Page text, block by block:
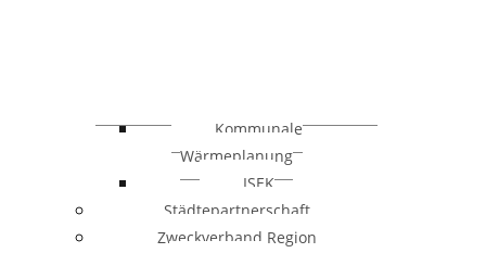
Kommunale
Wärmeplanung
ISEK
Städtepartnerschaft
Zweckverband Region